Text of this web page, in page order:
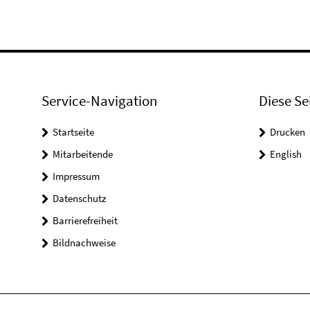
Service-Navigation
Startseite
Mitarbeitende
Impressum
Datenschutz
Barrierefreiheit
Bildnachweise
Diese
Drucken
English